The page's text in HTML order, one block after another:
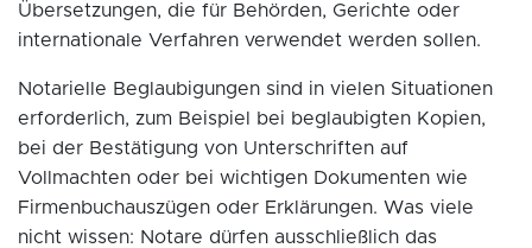
Übersetzungen, die für Behörden, Gerichte oder
internationale Verfahren verwendet werden sollen.
Notarielle Beglaubigungen sind in vielen Situationen
erforderlich, zum Beispiel bei beglaubigten Kopien,
bei der Bestätigung von Unterschriften auf
Vollmachten oder bei wichtigen Dokumenten wie
Firmenbuchauszügen oder Erklärungen. Was viele
nicht wissen: Notare dürfen ausschließlich das